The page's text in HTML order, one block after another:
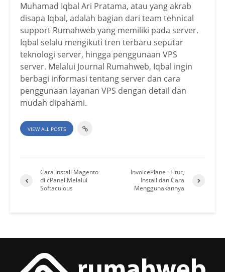
Muhamad Iqbal Ari Pratama, atau yang akrab
disapa Iqbal, adalah bagian dari team tehnical
support Rumahweb yang memiliki pada server.
Iqbal selalu mengikuti tren terbaru seputar
teknologi server, hingga penggunaan VPS
server. Melalui Journal Rumahweb, Iqbal ingin
berbagi informasi tentang server dan cara
penggunaan layanan VPS dengan detail dan
mudah dipahami.
VIEW ALL POSTS
Cara Install Magento
di cPanel Melalui
Softaculous
InvoicePlane : Fitur,
Install dan Cara
Menggunakannya